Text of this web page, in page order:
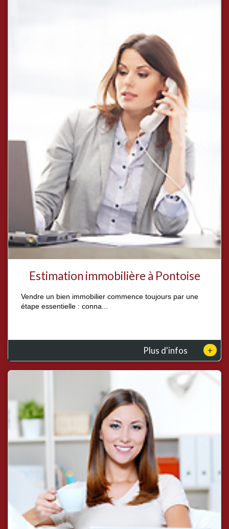
Estimation immobilière à Pontoise
Vendre un bien immobilier commence toujours par une
étape essentielle : conna...
Plus d'infos +